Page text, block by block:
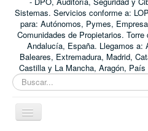
Sistemas. Servicios conforme a:
para: Autónomos, Pymes,
Comunidades de Propietarios.
Andalucía, España. Llegamos a:
Baleares, Extremadura, Madrid,
Castilla y La Mancha, Aragón,
Buscar...
Toggle
Navigation